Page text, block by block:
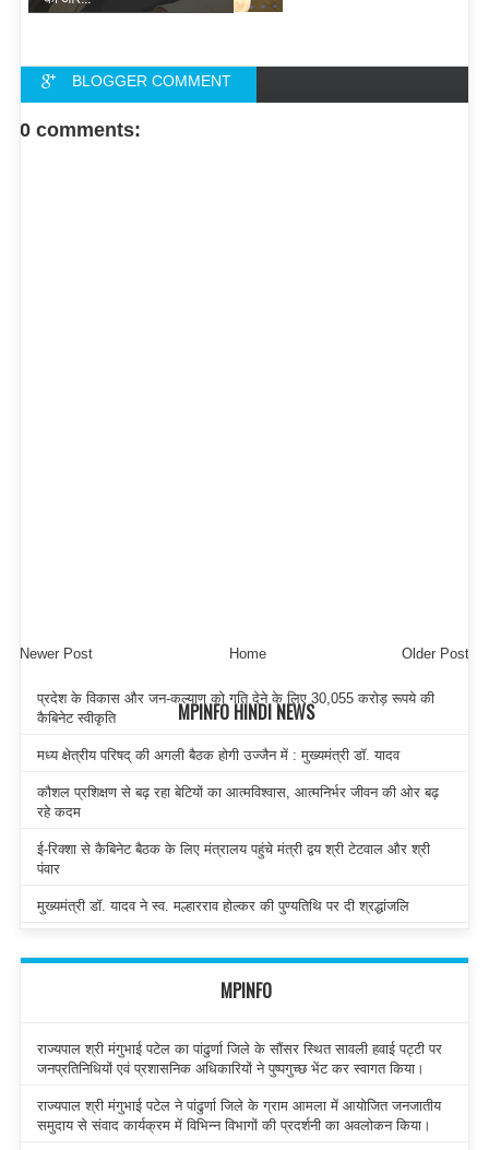
BLOGGER COMMENT
FACEBOOK COMMENT
0 comments:
Newer Post Older Post
Home
MPINFO HINDI NEWS
प्रदेश के विकास और जन-कल्याण को गति देने के लिए 30,055 करोड़ रूपये की
कैबिनेट स्वीकृति
मध्य क्षेत्रीय परिषद् की अगली बैठक होगी उज्जैन में : मुख्यमंत्री डॉ. यादव
कौशल प्रशिक्षण से बढ़ रहा बेटियों का आत्मविश्वास, आत्मनिर्भर जीवन की ओर बढ़
रहे कदम
ई-रिक्शा से कैबिनेट बैठक के लिए मंत्रालय पहुंचे मंत्री द्वय श्री टेटवाल और श्री
पंवार
मुख्यमंत्री डॉ. यादव ने स्व. मल्हारराव होल्कर की पुण्यतिथि पर दी श्रद्धांजलि
MPINFO
राज्यपाल श्री मंगुभाई पटेल का पांढुर्णा जिले के सौंसर स्थित सावली हवाई पट्टी पर
जनप्रतिनिधियों एवं प्रशासनिक अधिकारियों ने पुष्पगुच्छ भेंट कर स्वागत किया।
राज्यपाल श्री मंगुभाई पटेल ने पांढुर्णा जिले के ग्राम आमला में आयोजित जनजातीय
समुदाय से संवाद कार्यक्रम में विभिन्न विभागों की प्रदर्शनी का अवलोकन किया।